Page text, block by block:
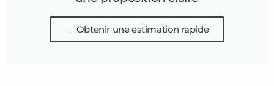
→ Obtenir une estimation rapide